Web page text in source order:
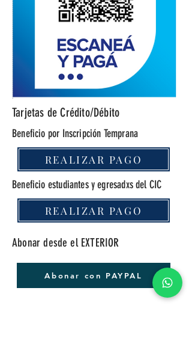
Tarjetas de Crédito/Débito
Beneficio por Inscripción Temprana
REALIZAR PAGO
Beneficio estudiantes y egresadxs del CIC
REALIZAR PAGO
Abonar desde el EXTERIOR
Abonar con PAYPAL